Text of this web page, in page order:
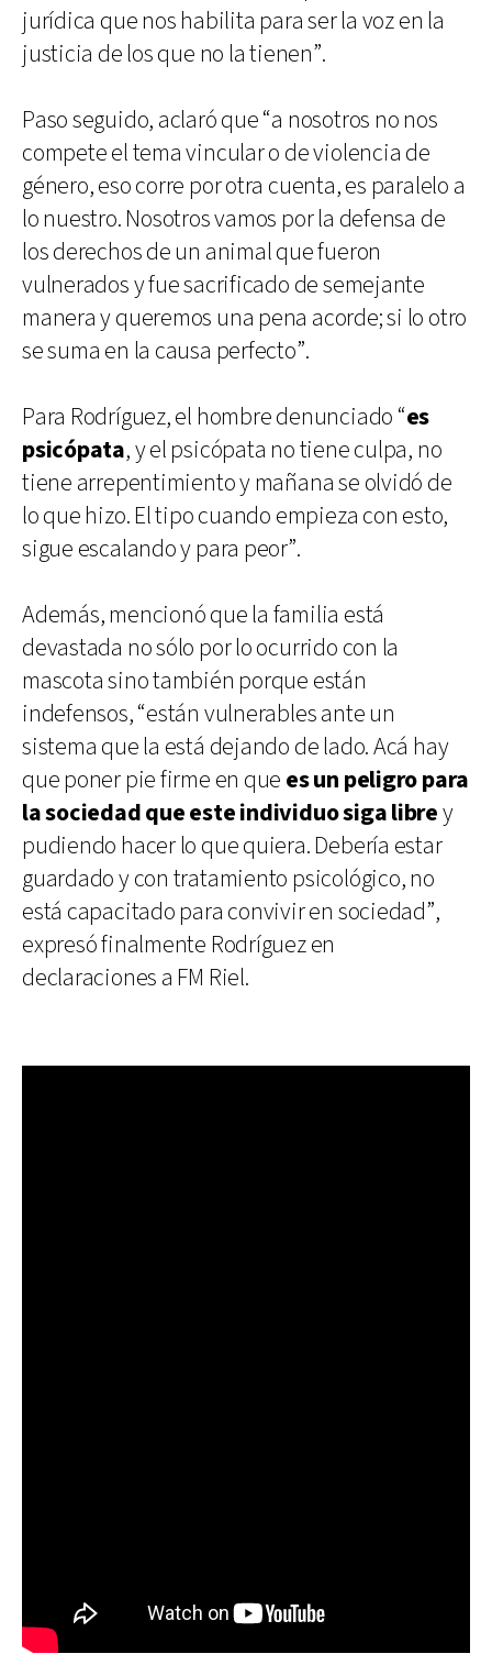
jurídica que nos habilita para ser la voz en la
justicia de los que no la tienen”.
Paso seguido, aclaró que “a nosotros no nos
compete el tema vincular o de violencia de
género, eso corre por otra cuenta, es paralelo a
lo nuestro. Nosotros vamos por la defensa de
los derechos de un animal que fueron
vulnerados y fue sacrificado de semejante
manera y queremos una pena acorde; si lo otro
se suma en la causa perfecto”.
Para Rodríguez, el hombre denunciado “es
psicópata, y el psicópata no tiene culpa, no
tiene arrepentimiento y mañana se olvidó de
lo que hizo. El tipo cuando empieza con esto,
sigue escalando y para peor”.
Además, mencionó que la familia está
devastada no sólo por lo ocurrido con la
mascota sino también porque están
indefensos, “están vulnerables ante un
sistema que la está dejando de lado. Acá hay
que poner pie firme en que es un peligro para
la sociedad que este individuo siga librey
pudiendo hacer lo que quiera. Debería estar
guardado y con tratamiento psicológico, no
está capacitado para convivir en sociedad”,
expresó finalmente Rodríguez en
declaraciones a FM Riel.